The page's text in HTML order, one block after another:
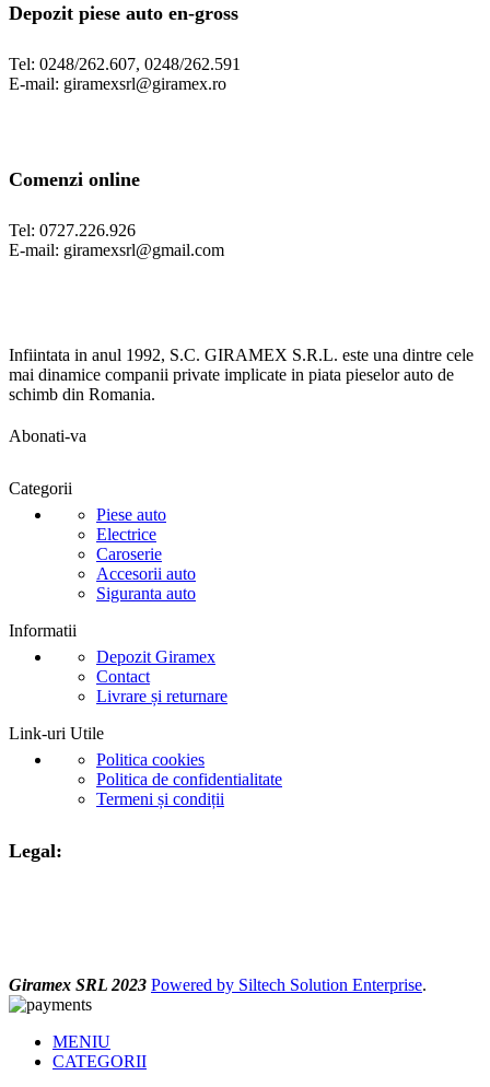
Depozit piese auto en-gross
Tel: 0248/262.607, 0248/262.591
E-mail: giramexsrl@giramex.ro
Comenzi online
Tel: 0727.226.926
E-mail: giramexsrl@gmail.com
Infiintata in anul 1992, S.C. GIRAMEX S.R.L. este una dintre cele
mai dinamice companii private implicate in piata pieselor auto de
schimb din Romania.
Abonati-va
Categorii
Piese auto
Electrice
Caroserie
Accesorii auto
Siguranta auto
Informatii
Depozit Giramex
Contact
Livrare și returnare
Link-uri Utile
Politica cookies
Politica de confidentialitate
Termeni și condiții
Legal:
Giramex SRL 2023 Powered by Siltech Solution Enterprise.
MENIU
CATEGORII